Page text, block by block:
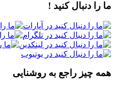
ما را دنبال کنید !
همه چیز راجع به روشنایی